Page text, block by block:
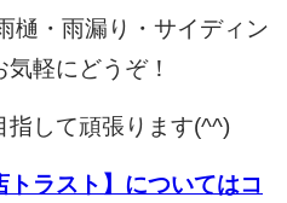
樋・雨漏り・サイディン
軽にどうぞ！
して頑張ります(^^)
トラスト】についてはコ